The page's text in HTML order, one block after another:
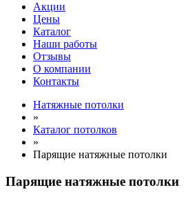
Акции
Цены
Каталог
Наши работы
Отзывы
О компании
Контакты
Натяжные потолки
»
Каталог потолков
»
Парящие натяжные потолки
Парящие натяжные потолки